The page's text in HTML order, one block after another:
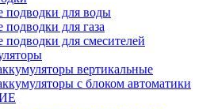
подводки для воды
подводки для газа
подводки для смесителей
вертикальные
с блоком автоматики